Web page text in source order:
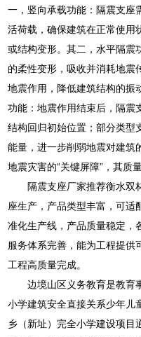
一，竖向承载功能：隔震支座
活荷载，确保建筑在正常使用
或结构变形。其二，水平隔震
的柔性变形，吸收并消耗地震
地震作用，降低建筑结构的振
功能：地震作用结束后，隔震
结构回归初始位置；部分类型
能量，进一步削弱地震对建筑
地震灾害的“关键屏障”，其质
隔震支座厂家推荐衡水双
座生产，产品类型丰富，可适
准化生产线，产品质量稳定，
服务体系完善，能为工程提供
工程高质量完成。
边境山区义务教育是教育
小学建筑安全直接关系少年儿
乡（新址）完全小学建设项目